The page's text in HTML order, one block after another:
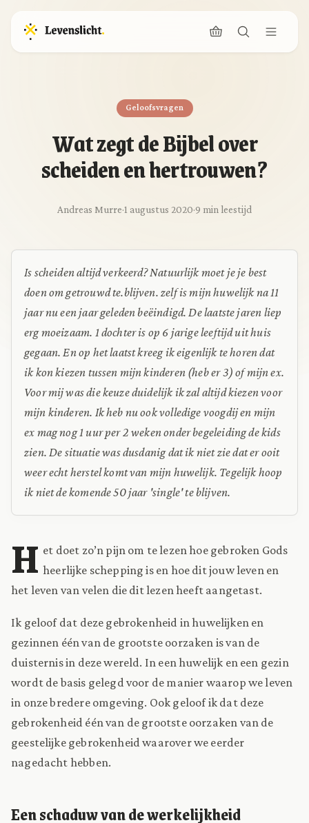
Geloofsvragen
Wat zegt de Bijbel over
scheiden en hertrouwen?
Andreas Murre·1 augustus 2020·9 min leestijd
Is scheiden altijd verkeerd? Natuurlijk moet je je best
doen om getrouwd te.blijven. zelf is mijn huwelijk na 11
jaar nu een jaar geleden beëindigd. De laatste jaren liep
erg moeizaam. 1 dochter is op 6 jarige leeftijd uit huis
gegaan. En op het laatst kreeg ik eigenlijk te horen dat
ik kon kiezen tussen mijn kinderen (heb er 3) of mijn ex.
Voor mij was die keuze duidelijk ik zal altijd kiezen voor
mijn kinderen. Ik heb nu ook volledige voogdij en mijn
ex mag nog 1 uur per 2 weken onder begeleiding de kids
zien. De situatie was dusdanig dat ik niet zie dat er ooit
weer echt herstel komt van mijn huwelijk. Tegelijk hoop
ik niet de komende 50 jaar 'single' te blijven.
H et doet zo’n pijn om te lezen hoe gebroken Gods
heerlijke schepping is en hoe dit jouw leven en
het leven van velen die dit lezen heeft aangetast.
Ik geloof dat deze gebrokenheid in huwelijken en
gezinnen één van de grootste oorzaken is van de
duisternis in deze wereld. In een huwelijk en een gezin
wordt de basis gelegd voor de manier waarop we leven
in onze bredere omgeving. Ook geloof ik dat deze
gebrokenheid één van de grootste oorzaken van de
geestelijke gebrokenheid waarover we eerder
nagedacht hebben.
Een schaduw van de werkelijkheid